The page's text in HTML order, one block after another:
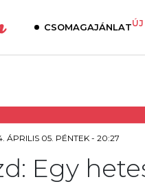
CSOMAGAJÁNLATÚJ
ÁPRILIS 05. PÉNTEK - 20:27
Egy